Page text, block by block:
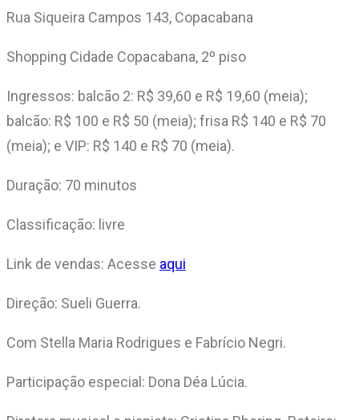
Rua Siqueira Campos 143, Copacabana
Shopping Cidade Copacabana, 2º piso
Ingressos: balcão 2: R$ 39,60 e R$ 19,60 (meia);
balcão: R$ 100 e R$ 50 (meia); frisa R$ 140 e R$ 70
(meia); e VIP: R$ 140 e R$ 70 (meia).
Duração: 70 minutos
Classificação: livre
Link de vendas: Acesse aqui
Direção: Sueli Guerra.
Com Stella Maria Rodrigues e Fabrício Negri.
Participação especial: Dona Déa Lúcia.